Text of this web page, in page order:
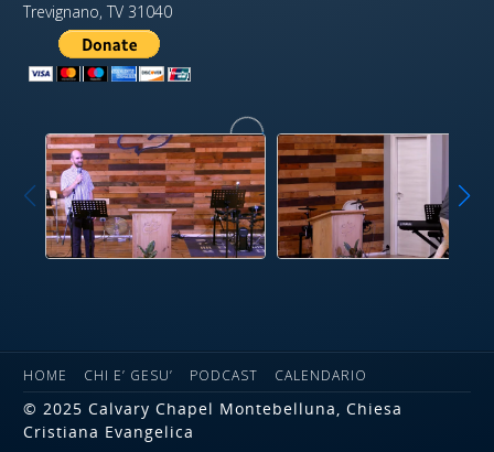
Trevignano, TV 31040
HOME CHI E’ GESU’ PODCAST CALENDARIO
© 2025 Calvary Chapel Montebelluna, Chiesa
Cristiana Evangelica